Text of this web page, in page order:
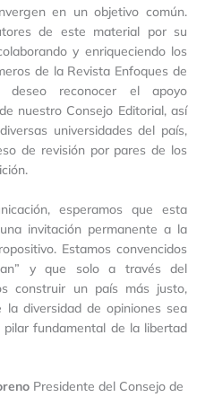
en un objetivo común.
de este material por su
y enriqueciendo los
de la Revista Enfoques de
deseo reconocer el apoyo
nuestro Consejo Editorial, así
universidades del país,
de revisión por pares de los
esperamos que esta
invitación permanente a la
Estamos convencidos
y que solo a través del
construir un país más justo,
la diversidad de opiniones sea
fundamental de la libertad
Presidente del Consejo de